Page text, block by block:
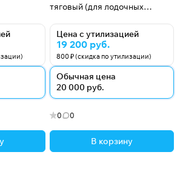
12 серий аккумуляторных
в зависимости от
телекоммуникаций и связи до
питания и мототехники.
доказали свою надежность и
тяговый (для лодочных
Цена с утилизацией
19 200 руб.
800 ₽ (скидка по утилизации)
Обычная цена
20 000 руб.
0 0
В корзину